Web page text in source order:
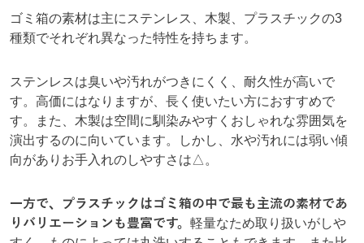
ゴミ箱の素材は主にステンレス、木製、プラスチックの3
種類でそれぞれ異なった特性を持ちます。
ステンレスは臭いや汚れがつきにくく、耐久性が高いで
す。高価にはなりますが、長く使いたい方におすすめで
す。また、木製は空間に馴染みやすくおしゃれな雰囲気を
演出するのに向いています。しかし、水や汚れには弱い傾
向がありお手入れのしやすさは△。
一方で、プラスチックはゴミ箱の中で最も主流の素材であ
りバリエーションも豊富です。 軽量なため取り扱いがしや